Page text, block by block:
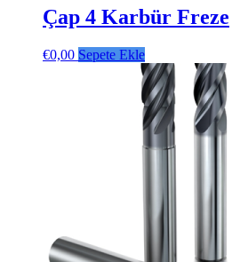
Çap 4 Karbür Freze
€0,00 Sepete Ekle